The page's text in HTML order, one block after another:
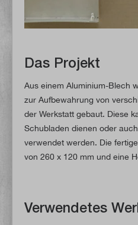
Das Projekt
Aus einem Aluminium-Blech
zur Aufbewahrung von
der Werkstatt gebaut. Diese
Schubladen dienen oder
verwendet werden. Die
von 260 x 120 mm und eine
Verwendetes